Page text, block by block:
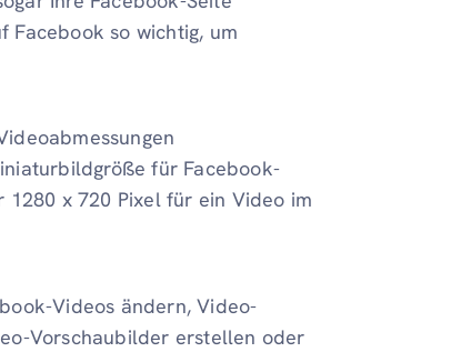
Facebook so wichtig, um
für Facebook-
x 720 Pixel für ein Video im
Videos ändern, Video-
Vorschaubilder erstellen oder